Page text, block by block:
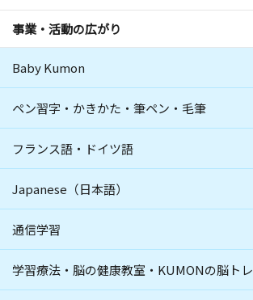
事業・活動の広がり
Baby Kumon
ペン習字・かきかた・筆ペン・毛筆
フランス語・ドイツ語
Japanese（日本語）
通信学習
学習療法・脳の健康教室・KUMONの脳トレ